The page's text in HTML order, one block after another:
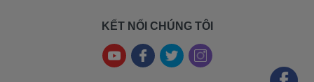
KẾT NỐI CHÚNG TÔI